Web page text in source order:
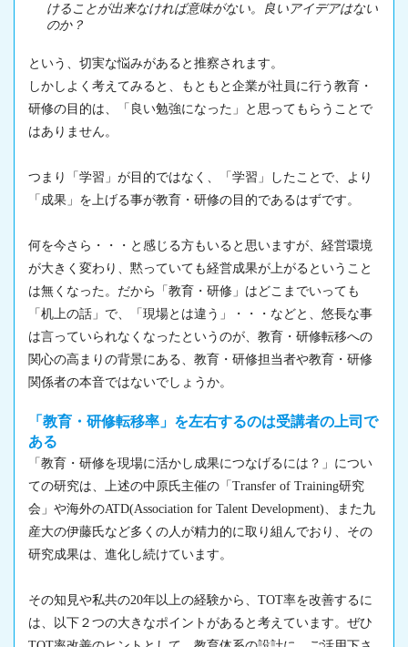
けることが出来なければ意味がない。良いアイデアはない
のか？
という、切実な悩みがあると推察されます。
しかしよく考えてみると、もともと企業が社員に行う教育・
研修の目的は、「良い勉強になった」と思ってもらうことで
はありません。
つまり「学習」が目的ではなく、「学習」したことで、より
「成果」を上げる事が教育・研修の目的であるはずです。
何を今さら・・・と感じる方もいると思いますが、経営環境
が大きく変わり、黙っていても経営成果が上がるということ
は無くなった。だから「教育・研修」はどこまでいっても
「机上の話」で、「現場とは違う」・・・などと、悠長な事
は言っていられなくなったというのが、教育・研修転移への
関心の高まりの背景にある、教育・研修担当者や教育・研修
関係者の本音ではないでしょうか。
「教育・研修転移率」を左右するのは受講者の上司で
ある
「教育・研修を現場に活かし成果につなげるには？」につい
ての研究は、上述の中原氏主催の「Transfer of Training研究
会」や海外のATD(Association for Talent Development)、また九
産大の伊藤氏など多くの人が精力的に取り組んでおり、その
研究成果は、進化し続けています。
その知見や私共の20年以上の経験から、TOT率を改善するに
は、以下２つの大きなポイントがあると考えています。ぜひ